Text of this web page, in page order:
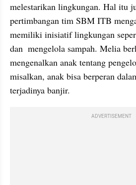
melestarikan lingkungan. Hal itu
pertimbangan tim SBM ITB
memiliki inisiatif lingkungan
dan  mengelola sampah. Melia
mengenalkan anak tentang
misalkan, anak bisa berperan
terjadinya banjir.
ADVERTISEMENT